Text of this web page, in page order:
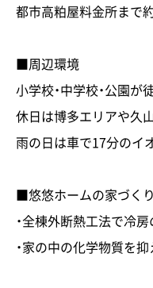
都市高粕屋料金所まで
■周辺環境
小学校・中学校・公園
休日は博多エリアや久
雨の日は車で17分のイ
■悠悠ホームの家づくり
・全棟外断熱工法で冷
・家の中の化学物質を